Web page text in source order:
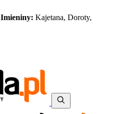
Imieniny: Kajetana, Doroty,